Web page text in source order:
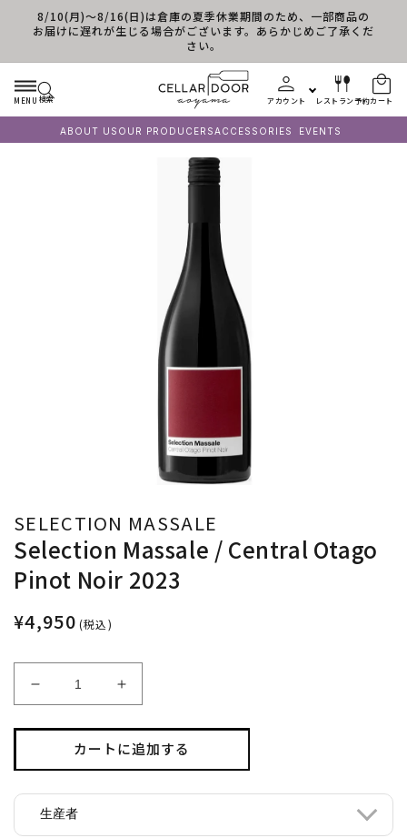
コンテンツに進む
8/10(月)～8/16(日)は倉庫の夏季休業期間のため、一部商品の
お届けに遅れが生じる場合がございます。あらかじめご了承くだ
さい。
MENU 検索 アカウント レストラン予約カート
ABOUT US OUR PRODUCERSACCESSORIES EVENTS
SELECTION MASSALE
Selection Massale / Central Otago
Pinot Noir 2023
¥4,950 (税込)
Selection
Massale
/
Central
Otago
Noir
2023
Selection
Massale
/
Central
Otago
カートに追加する
生産者